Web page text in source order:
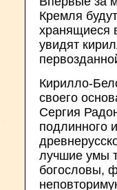
Кремля
хранящиеся
увидят
Кирилло-
своего
Сергия
подлинного
лучшие умы
богословы,